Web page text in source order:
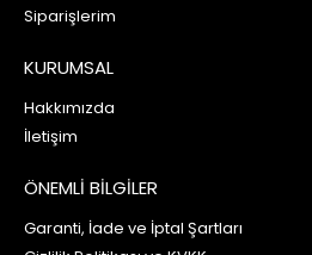
Siparişlerim
KURUMSAL
Hakkımızda
İletişim
ÖNEMLİ BİLGİLER
Garanti, İade ve İptal Şartları